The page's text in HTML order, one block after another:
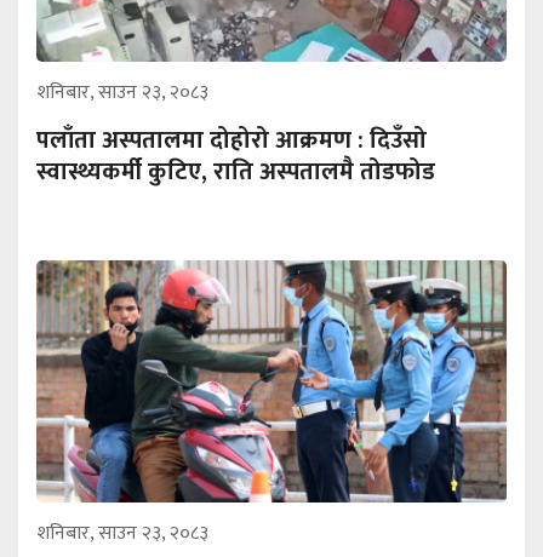
शनिबार, साउन २३, २०८३
पलाँता अस्पतालमा दोहोरो आक्रमण : दिउँसो
स्वास्थ्यकर्मी कुटिए, राति अस्पतालमै तोडफोड
शनिबार, साउन २३, २०८३